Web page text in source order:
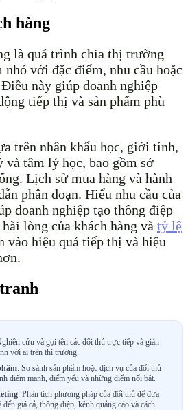
hàng
là quá trình chia thị trường
nhỏ với đặc điểm, nhu cầu hoặc
này giúp doanh nghiệp
tiếp thị và sản phẩm phù
trên nhân khẩu học, giới tính,
tâm lý học, bao gồm sở
Lịch sử mua hàng và hành
phân đoạn. Hiểu nhu cầu của
doanh nghiệp tạo thông điệp
lòng của khách hàng và tỷ lệ
vào hiệu quả tiếp thị và hiệu
cứu và gọi tên các đối thủ trực tiếp và gián
với ai trên thị trường.
: So sánh sản phẩm hoặc dịch vụ của đối thủ
điểm mạnh, điểm yếu và những điểm nổi bật.
: Phân tích phương pháp của đối thủ để đưa
giá cả, thông điệp, kênh quảng cáo và cách